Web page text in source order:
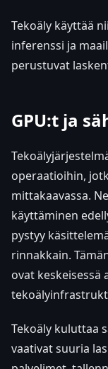
Tekoäly käyttää
inferenssi ja
perustuvat
GPU:t ja
operaatioihin,
mittakaavassa.
käyttäminen
pystyy
rinnakkain.
ovat keskeisessä
Tekoäly kuluttaa
vaativat suuria